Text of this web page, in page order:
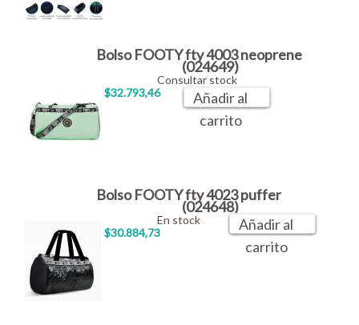
Bolso FOOTY fty 4003 neoprene
(024649)
$32.793,46
Consultar stock
Añadir al
carrito
Bolso FOOTY fty 4023 puffer
(024648)
$30.884,73
En stock
Añadir al
carrito